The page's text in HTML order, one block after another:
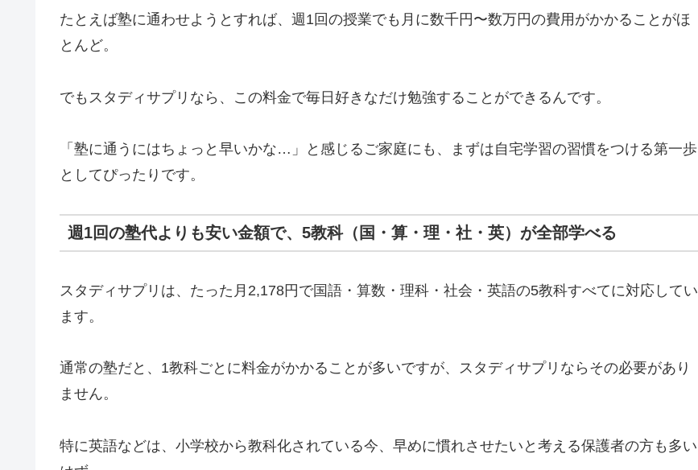
たとえば塾に通わせようとすれば、週1回の授業でも月に数千円〜数万円の費用がかかることがほ
とんど。
でもスタディサプリなら、この料金で毎日好きなだけ勉強することができるんです。
「塾に通うにはちょっと早いかな…」と感じるご家庭にも、まずは自宅学習の習慣をつける第一歩
としてぴったりです。
週1回の塾代よりも安い金額で、5教科（国・算・理・社・英）が全部学べる
スタディサプリは、たった月2,178円で国語・算数・理科・社会・英語の5教科すべてに対応してい
ます。
通常の塾だと、1教科ごとに料金がかかることが多いですが、スタディサプリならその必要があり
ません。
特に英語などは、小学校から教科化されている今、早めに慣れさせたいと考える保護者の方も多い